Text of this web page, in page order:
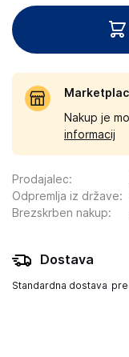
Nakup je
informacij
Prodajalec:
Odpremlja iz države:
Brezskrben nakup:
Dostava
Standardna dostava